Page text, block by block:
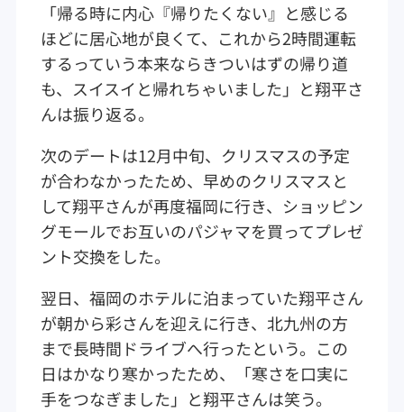
「帰る時に内心『帰りたくない』と感じる
ほどに居心地が良くて、これから2時間運転
するっていう本来ならきついはずの帰り道
も、スイスイと帰れちゃいました」と翔平さ
んは振り返る。
次のデートは12月中旬、クリスマスの予定
が合わなかったため、早めのクリスマスと
して翔平さんが再度福岡に行き、ショッピン
グモールでお互いのパジャマを買ってプレゼ
ント交換をした。
翌日、福岡のホテルに泊まっていた翔平さん
が朝から彩さんを迎えに行き、北九州の方
まで長時間ドライブへ行ったという。この
日はかなり寒かったため、「寒さを口実に
手をつなぎました」と翔平さんは笑う。